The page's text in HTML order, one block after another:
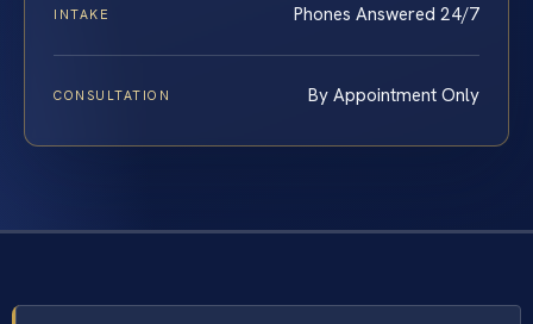
INTAKE Phones Answered 24/7
CONSULTATION By Appointment Only